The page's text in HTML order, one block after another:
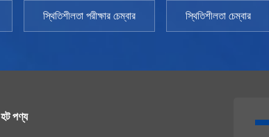
স্থিতিশীলতা পরীক্ষার চেম্বার স্থিতিশীলতা চেম্বার
হট পণ্য